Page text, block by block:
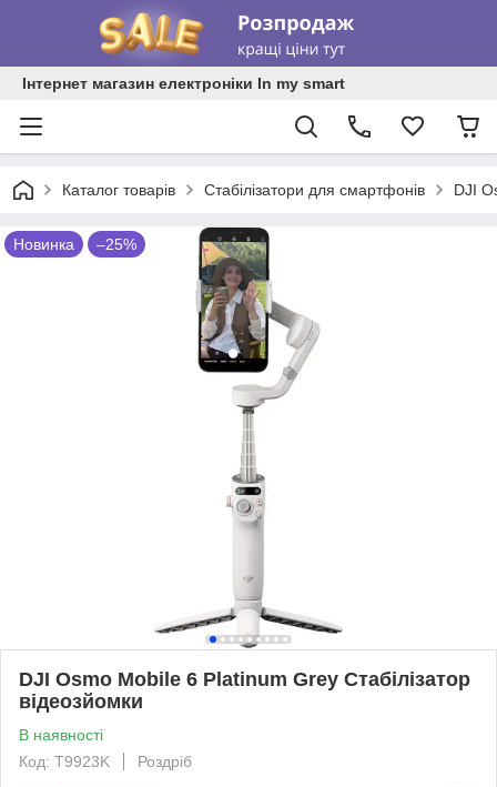
Інтернет магазин електроніки In my smart
Каталог товарів Стабілізатори для смартфонів DJI
Новинка –25%
DJI Osmo Mobile 6 Platinum Grey Стабілізатор
відеозйомки
В наявності
Код: T9923K
Роздріб